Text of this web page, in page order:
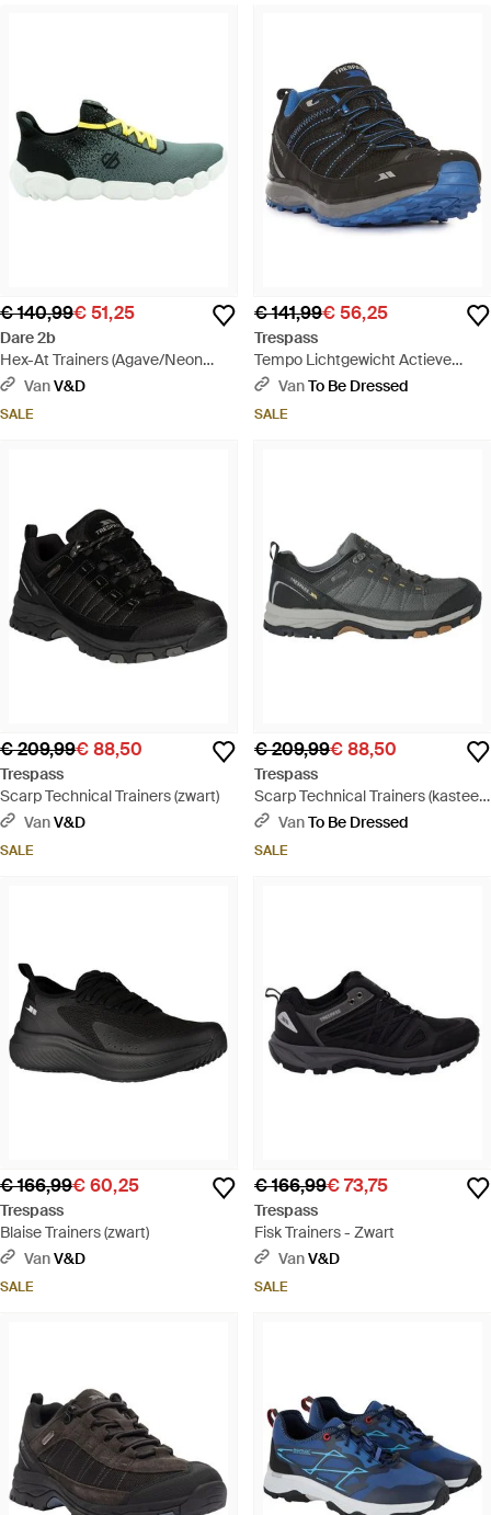
€ 140,99€ 51,25
Dare 2b
Hex-At Trainers (Agave/Neon
Lente) - Groen
VanV&D
SALE
€ 141,99€ 56,25
Trespass
Tempo Lichtgewicht Actieve
Trainers (zwart) - Blauw
VanTo Be Dressed
SALE
€ 209,99€ 88,50
Trespass
Scarp Technical Trainers (zwart)
VanV&D
SALE
€ 209,99€ 88,50
Trespass
Scarp Technical Trainers (kasteel
Grijs) - Zwart
VanTo Be Dressed
SALE
€ 166,99€ 60,25
Trespass
Blaise Trainers (zwart)
VanV&D
SALE
€ 166,99€ 73,75
Trespass
Fisk Trainers - Zwart
VanV&D
SALE